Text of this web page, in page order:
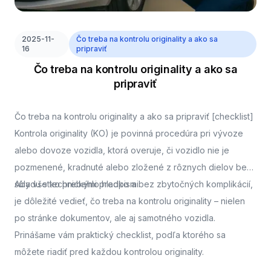
2025-11-
16
Čo treba na kontrolu originality a ako sa
pripraviť
Čo treba na kontrolu originality a ako sa
pripraviť
Čo treba na kontrolu originality a ako sa pripraviť [checklist]
Kontrola originality (KO) je povinná procedúra pri vývoze
alebo dovoze vozidla, ktorá overuje, či vozidlo nie je
pozmenené, kradnuté alebo zložené z rôznych dielov bez
súladu s technickými predpismi.
Aby všetko prebehlo hladko a bez zbytočných komplikácií,
je dôležité vedieť, čo treba na kontrolu originality – nielen
po stránke dokumentov, ale aj samotného vozidla.
Prinášame vám praktický checklist, podľa ktorého sa
môžete riadiť pred každou kontrolou originality.